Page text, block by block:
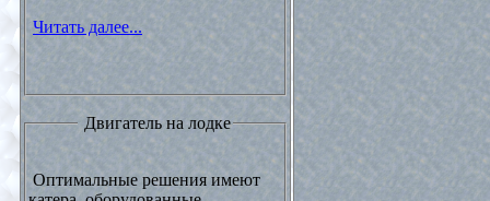
Читать далее...
Двигатель на лодке
Оптимальные решения имеют